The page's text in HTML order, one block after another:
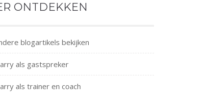
ONTDEKKEN
blogartikels bekijken
als gastspreker
als trainer en coach